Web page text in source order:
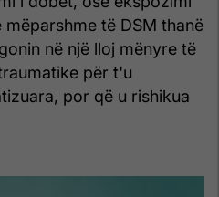
të DSM thanë
në një lloj mënyre të
për t'u
por që u rishikua